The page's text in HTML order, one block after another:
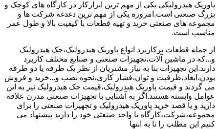
پاورپک هیدرولیکی یکی از مهم ترین ابزارکار در کارگاه های کوچک و
بزرگ صنعتی است.امروزه یکی از مهم ترین دغدغه شرکت ها و
مجموعه های صنعتی خرید و تهیه قطعات با کیفیت بالا و طول عمر
مناسب است.
از جمله قطعات پرکاربرد انواع پاورپک هیدرولیک،جک هیدرولیک
و...که در ماشین آلات،تجهیزات صنعتی و صنایع مختلف کاربرد
دارند.این تجهیزات بنا به نیاز مشتریان از نظر یک طرفه یا دو طرفه
بودن،ابعاد،ظرفیت و توان،فشار کاری،نحوه نصب و...خرید و فروش
می گردند و قیمت پاورپک هیدرولیک،قیمت جک هیدرولیک نیز به این
عوامل وابسته هستند.اگر به آشنایی با تجهیزات صنعتی مدرن علاقه
دارید و یا قصد خرید پاورپک هیدرولیک و تجهیزات صنعتی را برای
مجموعه،شرکت،کارگاه یا واحد صنعتی خود را دارید پیشنهاد می
کنیم این مطلب را تا به انتها